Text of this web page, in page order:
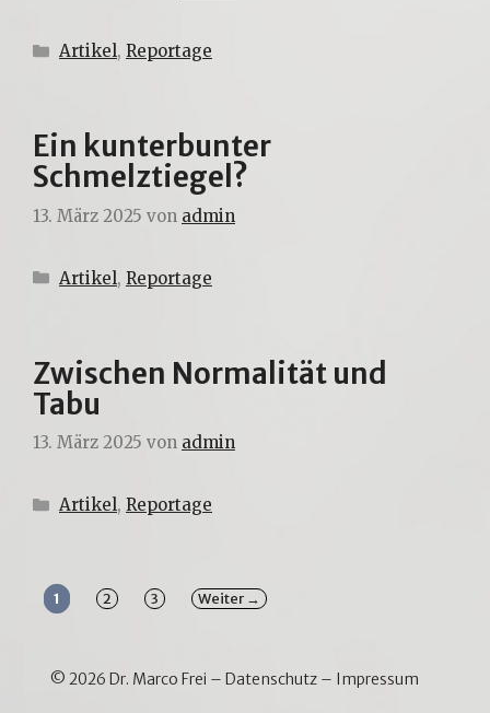
Kategorien
Artikel, Reportage
Ein kunterbunter
Schmelztiegel?
13. März 2025 von admin
Kategorien
Artikel, Reportage
Zwischen Normalität und
Tabu
13. März 2025 von admin
Kategorien
Artikel, Reportage
Seite
1 Seite
2 Seite
3 Weiter →
© 2026 Dr. Marco Frei – Datenschutz– Impressum